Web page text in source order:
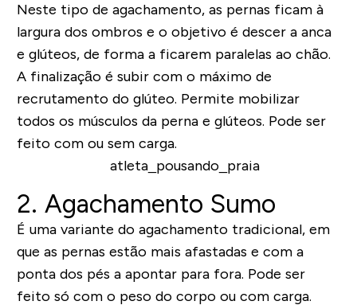
Neste tipo de agachamento, as pernas ficam à
largura dos ombros e o objetivo é descer a anca
e glúteos, de forma a ficarem paralelas ao chão.
A finalização é subir com o máximo de
recrutamento do glúteo. Permite mobilizar
todos os músculos da perna e glúteos. Pode ser
feito com ou sem carga.
2. Agachamento Sumo
É uma variante do agachamento tradicional, em
que as pernas estão mais afastadas e com a
ponta dos pés a apontar para fora. Pode ser
feito só com o peso do corpo ou com carga.